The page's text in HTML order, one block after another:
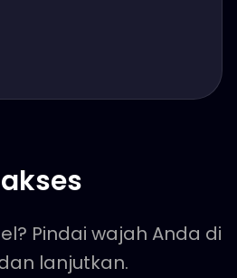
Pindai wajah Anda di
lanjutkan.